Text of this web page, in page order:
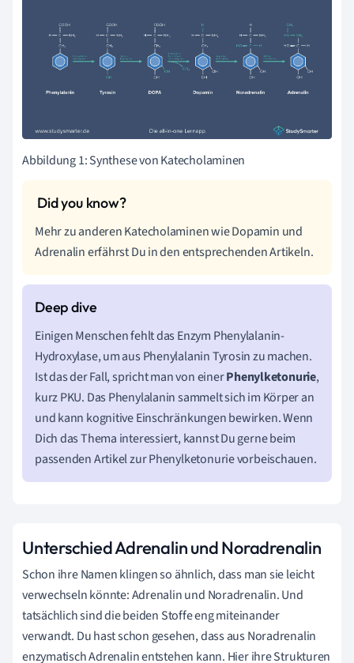
Abbildung 1: Synthese von Katecholaminen
Mehr zu anderen Katecholaminen wie Dopamin und
Adrenalin erfährst Du in den entsprechenden Artikeln.
Einigen Menschen fehlt das Enzym Phenylalanin-
Hydroxylase, um aus Phenylalanin Tyrosin zu machen.
Ist das der Fall, spricht man von einerPhenylketonurie,
kurz PKU. Das Phenylalanin sammelt sich im Körper an
und kann kognitive Einschränkungen bewirken. Wenn
Dich das Thema interessiert, kannst Du gerne beim
passenden Artikel zur Phenylketonurie vorbeischauen.
Unterschied Adrenalin und Noradrenalin
Schon ihre Namen klingen so ähnlich, dass man sie leicht
verwechseln könnte: Adrenalin und Noradrenalin. Und
tatsächlich sind die beiden Stoffe eng miteinander
verwandt. Du hast schon gesehen, dass aus Noradrenalin
enzymatisch Adrenalin entstehen kann. Hier ihre Strukturen